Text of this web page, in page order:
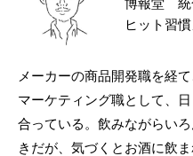
ヒット習
メーカーの商品開発職を経
マーケティング職として、
合っている。飲みながらい
きだが、気づくとお酒に飲